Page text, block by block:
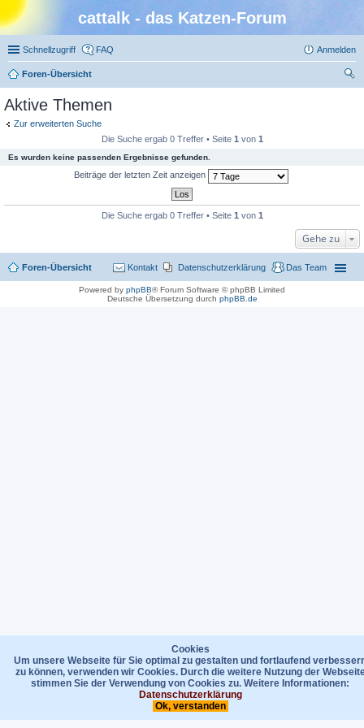
cattalk - das Katzen-Forum
Schnellzugriff FAQ Anmelden
Foren-Übersicht
Aktive Themen
Zur erweiterten Suche
Die Suche ergab 0 Treffer • Seite 1 von 1
Es wurden keine passenden Ergebnisse gefunden.
Beiträge der letzten Zeit anzeigen
Die Suche ergab 0 Treffer • Seite 1 von 1
Gehe zu
Cookies
Um unsere Webseite für Sie optimal zu gestalten und fortlaufend
zu können, verwenden wir Cookies. Durch die weitere Nutzung der
stimmen Sie der Verwendung von Cookies zu. Weitere Informationen:
Datenschutzerklärung
Ok, verstanden
Foren-Übersicht Das Team
Datenschutzerklärung
Kontakt
Powered by phpBB® Forum Software © phpBB Limited
Deutsche Übersetzung durch phpBB.de